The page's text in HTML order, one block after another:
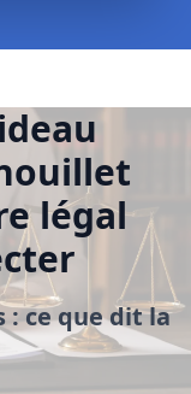
légal
ce que dit la